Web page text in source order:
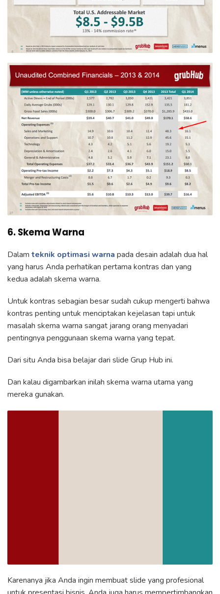
6. Skema Warna
Dalam teknik optimasi warna pada desain adalah dua hal
yang harus Anda perhatikan pertama kontras dan yang
kedua adalah skema warna.
Untuk kontras sebagian besar sudah cukup mengerti bahwa
kontras penting untuk menciptakan kejelasan tapi untuk
masalah skema warna sangat jarang orang menyadari
pentingnya penggunaan skema warna yang tepat.
Dari situ Anda bisa belajar dari slide Grup Hub ini.
Dan kalau digambarkan inilah skema warna utama yang
mereka gunakan.
Karenanya jika Anda ingin membuat slide yang profesional